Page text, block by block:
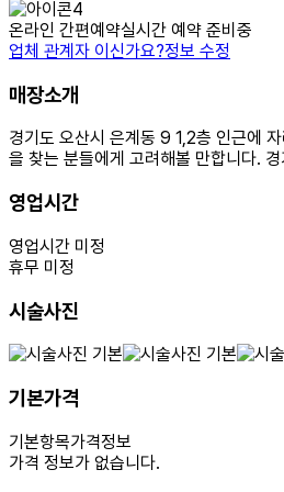
온라인 간편예약실시간 예약 준비중
업체 관계자 이신가요?정보 수정
매장소개
경기도 오산시 은계동 9 1,2층 인근에
을 찾는 분들에게 고려해볼 만합니다.
영업시간
영업시간 미정
휴무 미정
시술사진
기본가격
기본항목가격정보
가격 정보가 없습니다.